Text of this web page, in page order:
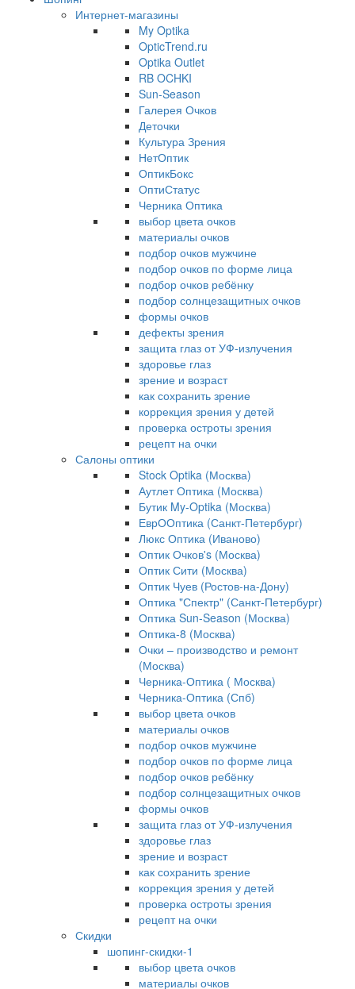
Интернет-магазины
My Optika
OpticTrend.ru
Optika Outlet
RB OCHKI
Sun-Season
Галерея Очков
Деточки
Культура Зрения
НетОптик
ОптикБокс
ОптиСтатус
Черника Оптика
выбор цвета очков
материалы очков
подбор очков мужчине
подбор очков по форме лица
подбор очков ребёнку
подбор солнцезащитных очков
формы очков
дефекты зрения
защита глаз от УФ-излучения
здоровье глаз
зрение и возраст
как сохранить зрение
коррекция зрения у детей
проверка остроты зрения
рецепт на очки
Салоны оптики
Stock Optika (Москва)
Аутлет Оптика (Москва)
Бутик My-Optika (Москва)
ЕврООптика (Санкт-Петербург)
Люкс Оптика (Иваново)
Оптик Очков's (Москва)
Оптик Сити (Москва)
Оптик Чуев (Ростов-на-Дону)
Оптика "Спектр" (Санкт-Петербург)
Оптика Sun-Season (Москва)
Оптика-8 (Москва)
Очки – производство и ремонт
(Москва)
Черника-Оптика ( Москва)
Черника-Оптика (Спб)
выбор цвета очков
материалы очков
подбор очков мужчине
подбор очков по форме лица
подбор очков ребёнку
подбор солнцезащитных очков
формы очков
защита глаз от УФ-излучения
здоровье глаз
зрение и возраст
как сохранить зрение
коррекция зрения у детей
проверка остроты зрения
рецепт на очки
Скидки
шопинг-скидки-1
выбор цвета очков
материалы очков